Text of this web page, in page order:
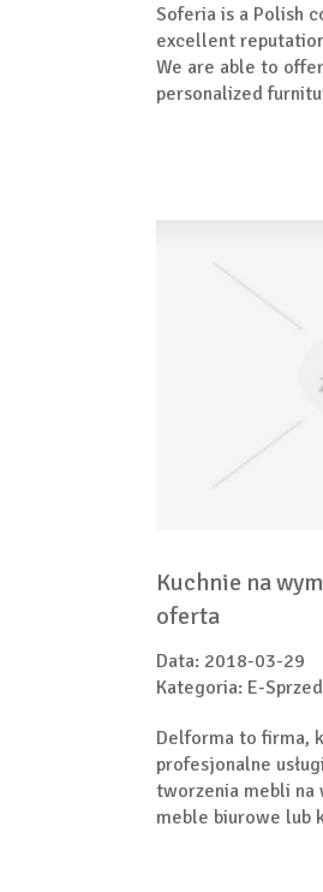
Soferia is a Polish
excellent
We are able to
personalized
Kuchnie na
oferta
Data: 2018-03-29
Kategoria: E-
Delforma to firma,
profesjonalne
tworzenia mebli na
meble biurowe lub